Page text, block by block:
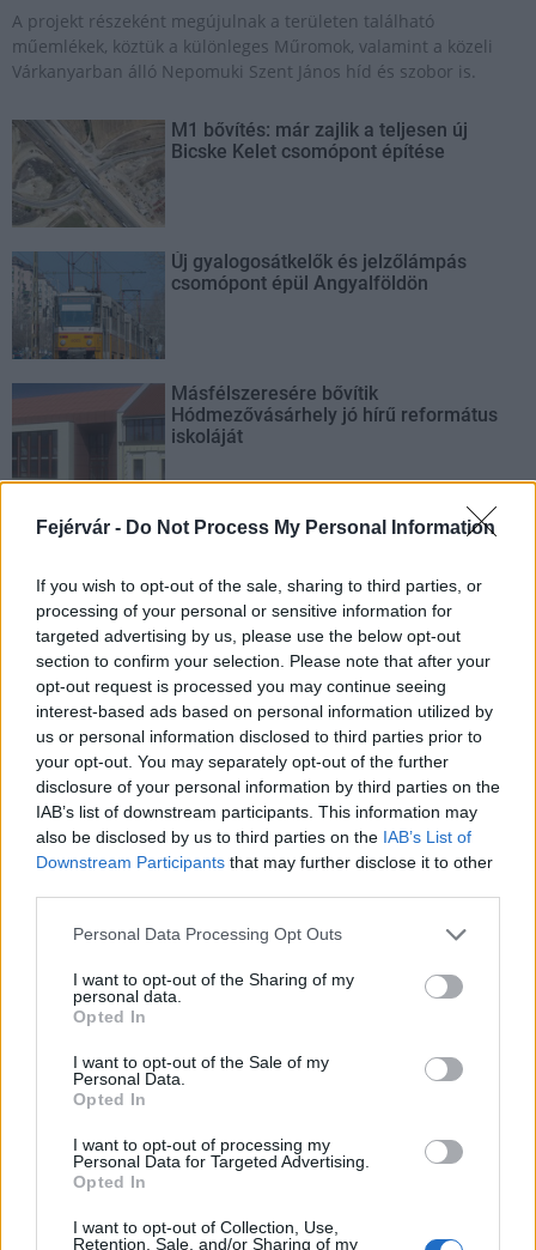
Fejérvár - Do Not Process My Personal Information
If you wish to opt-out of the sale, sharing to third parties, or
processing of your personal or sensitive information for
targeted advertising by us, please use the below opt-out
section to confirm your selection. Please note that after your
opt-out request is processed you may continue seeing
interest-based ads based on personal information utilized by
us or personal information disclosed to third parties prior to
your opt-out. You may separately opt-out of the further
disclosure of your personal information by third parties on the
IAB’s list of downstream participants. This information may
also be disclosed by us to third parties on the IAB’s List of
Downstream Participants that may further disclose it to other
Please note that this website/app uses one or more Google
not limited to your visit or usage behaviour. You may click to
grant or deny consent to Google and its third-party tags to
use your data for below specified purposes in below Google
consent section.
Personal Data Processing Opt Outs
I want to opt-out of the Sharing of my
personal data.
Opted In
I want to opt-out of the Sale of my
Personal Data.
Opted In
I want to opt-out of processing my
Personal Data for Targeted Advertising.
Opted In
I want to opt-out of Collection, Use,
Retention, Sale, and/or Sharing of my
A projekt részeként megújulnak a területen található
műemlékek, köztük a különleges Műromok, valamint a közeli
Várkanyarban álló Nepomuki Szent János híd és szobor is.
M1 bővítés: már zajlik a teljesen új
Bicske Kelet csomópont építése
Új gyalogosátkelők és jelzőlámpás
csomópont épül Angyalföldön
Másfélszeresére bővítik
Hódmezővásárhely jó hírű református
iskoláját
Látványos építési szakasz indult be a
AJÁNLJUK MÉG
Aktuális
Paks II.: Mit jelent az 5. blokk új mérföldköve a
felülvizsgálat árnyékában?